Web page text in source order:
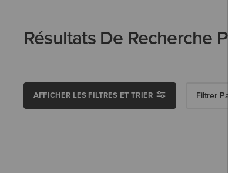
Résultats De Recherche Pour :
AFFICHER LES FILTRES ET TRIER Filtrer Par Sexe